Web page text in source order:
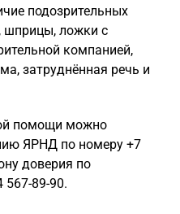
подозрительных
шприцы, ложки с
компанией,
затруднённая речь и
помощи можно
ЯРНД по номеру +7
доверия по
89-90.